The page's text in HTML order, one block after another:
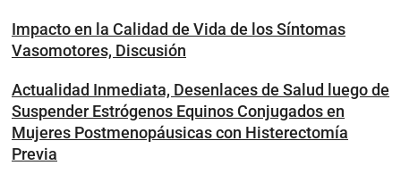
Impacto en la Calidad de Vida de los Síntomas
Vasomotores, Discusión
Actualidad Inmediata, Desenlaces de Salud luego de
Suspender Estrógenos Equinos Conjugados en
Mujeres Postmenopáusicas con Histerectomía
Previa